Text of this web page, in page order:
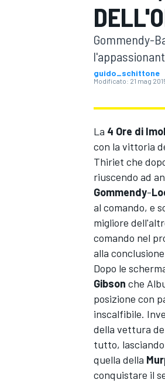
MOTOGP
WRC
Gommendy-
guido_schittone
Modificato: 21 mag
La 4 Ore di
con la vittoria
Thiriet che
riuscendo ad
Gommendy-
al comando, e
migliore
comando nel
alla
Dopo le
Gibson che
posizione con
inscalfibile.
della vettura
tutto, lasciando
quella della
conquistare il